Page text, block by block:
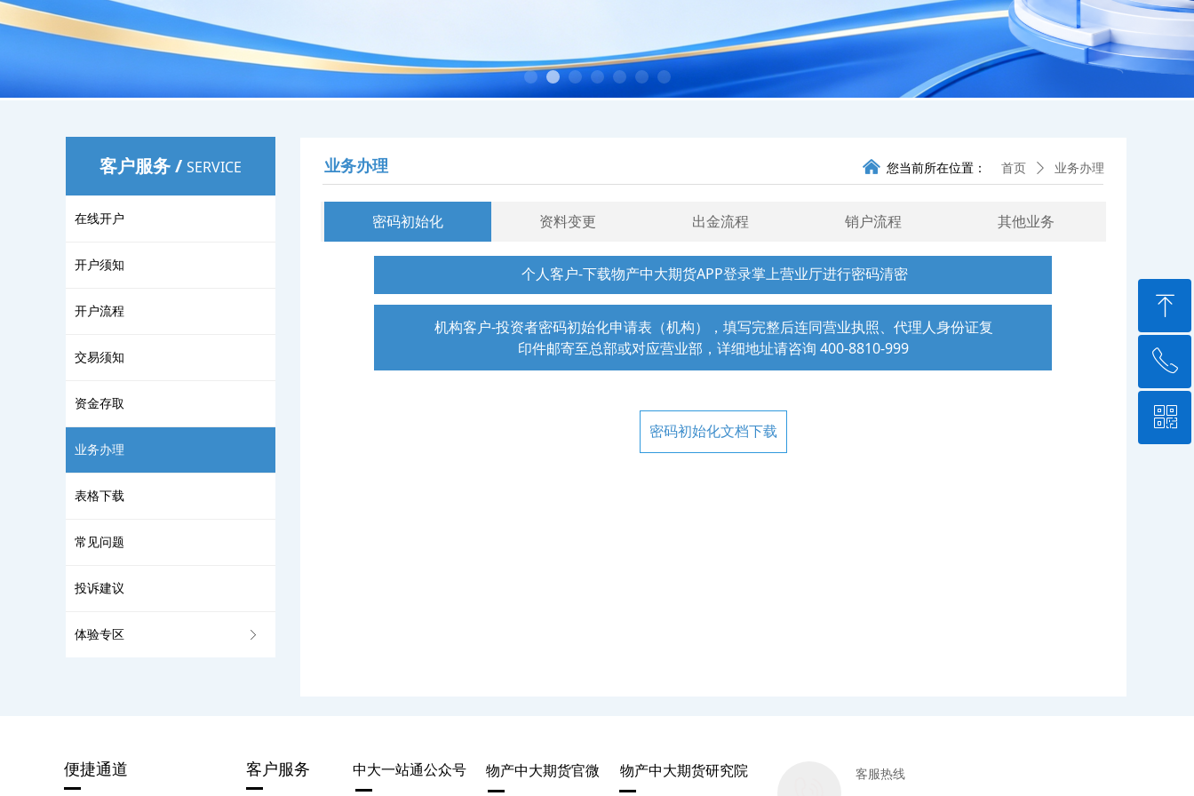
业务办理 낀 您当前所在位置：
密码初始化 资料变更 出金流程 销户流程 其他业务
个人客户-下载物产中大期货APP登录掌上营业厅进行密码清密
机构客户-投资者密码初始化申请表（机构），填写完整后连同营业执照、代理人身份证复
印件邮寄至总部或对应营业部，详细地址请咨询 400-8810-999
密码初始化文档下载
首页 ꄲ 业务办理
客户服务/ SERVICE
在线开户
开户须知
开户流程
交易须知
资金存取
业务办理
表格下载
常见问题
投诉建议
体验专区 ꁕ
便捷通道 客户服务 客服热线
物产中大期货官微
中大一站通公众号 物产中大期货研究院
ꁸ
回到顶部
ꂅ
400-8810-999
ꀥ